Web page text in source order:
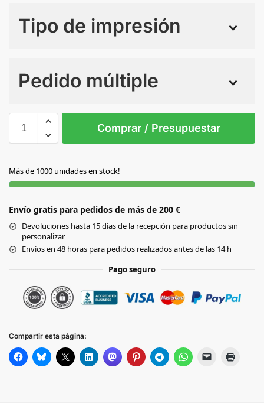
Tipo de impresión
Pedido múltiple
Comprar / Presupuestar
Más de 1000 unidades en stock!
Envío gratis para pedidos de más de 200 €
Devoluciones hasta 15 días de la recepción para productos sin
personalizar
Envíos en 48 horas para pedidos realizados antes de las 14 h
Pago seguro
Compartir esta página: